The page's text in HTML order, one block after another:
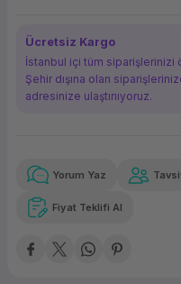
Ücretsiz Kargo
İstanbul içi tüm siparişlerinizi
Şehir dışına olan
adresinize ulaştırııyoruz.
Güvenilir Alışveriş
Kolay iade imkanı
99,27 TL
Yorum Yaz
Fiyat Teklifi Al